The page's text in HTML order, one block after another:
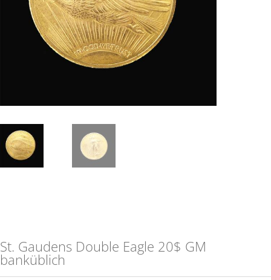
St. Gaudens Double Eagle 20$ GM
banküblich